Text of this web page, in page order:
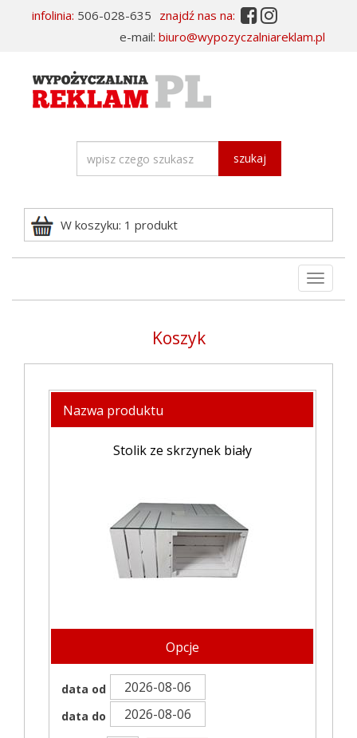
infolinia: 506-028-635 znajdź nas na: 
e-mail: biuro@wypozyczalniareklam.pl
szukaj
W koszyku: 1 produkt
Rozwiń
Koszyk
Nazwa produktu
Stolik ze skrzynek biały
Opcje
data od
data do